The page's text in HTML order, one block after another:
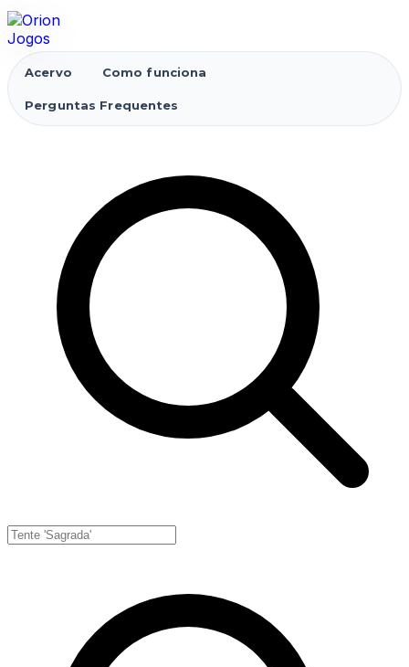
Acervo Como funciona
Perguntas Frequentes